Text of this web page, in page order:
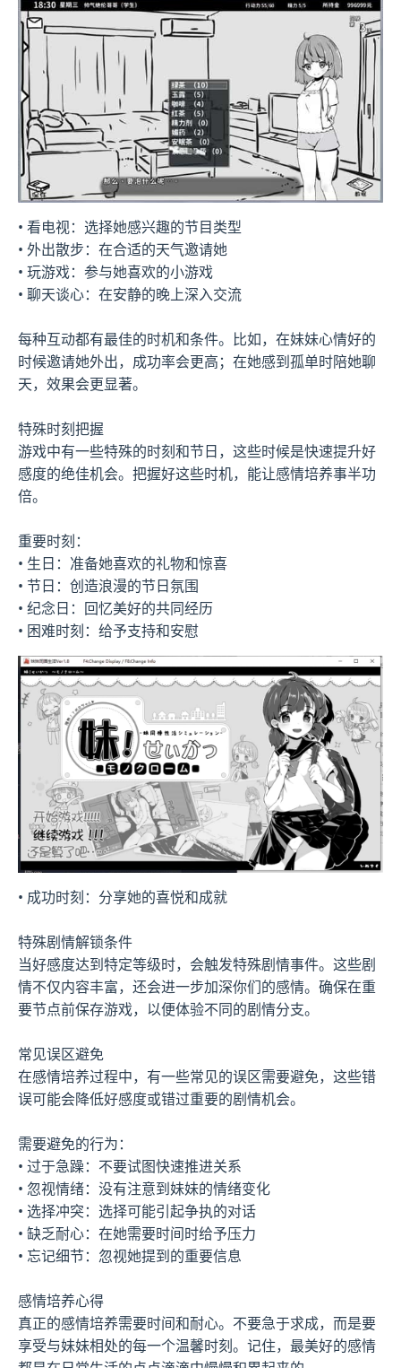
• 看电视：选择她感兴趣的节目类型
• 外出散步：在合适的天气邀请她
• 玩游戏：参与她喜欢的小游戏
• 聊天谈心：在安静的晚上深入交流
每种互动都有最佳的时机和条件。比如，在妹妹心情好的
时候邀请她外出，成功率会更高；在她感到孤单时陪她聊
天，效果会更显著。
特殊时刻把握
游戏中有一些特殊的时刻和节日，这些时候是快速提升好
感度的绝佳机会。把握好这些时机，能让感情培养事半功
倍。
重要时刻：
• 生日：准备她喜欢的礼物和惊喜
• 节日：创造浪漫的节日氛围
• 纪念日：回忆美好的共同经历
• 困难时刻：给予支持和安慰
• 成功时刻：分享她的喜悦和成就
特殊剧情解锁条件
当好感度达到特定等级时，会触发特殊剧情事件。这些剧
情不仅内容丰富，还会进一步加深你们的感情。确保在重
要节点前保存游戏，以便体验不同的剧情分支。
常见误区避免
在感情培养过程中，有一些常见的误区需要避免，这些错
误可能会降低好感度或错过重要的剧情机会。
需要避免的行为：
• 过于急躁：不要试图快速推进关系
• 忽视情绪：没有注意到妹妹的情绪变化
• 选择冲突：选择可能引起争执的对话
• 缺乏耐心：在她需要时间时给予压力
• 忘记细节：忽视她提到的重要信息
感情培养心得
真正的感情培养需要时间和耐心。不要急于求成，而是要
享受与妹妹相处的每一个温馨时刻。记住，最美好的感情